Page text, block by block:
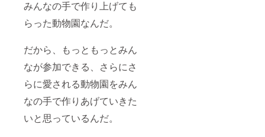
みんなの手で作り上げても
らった動物園なんだ。
だから、もっともっとみん
なが参加できる、さらにさ
らに愛される動物園をみん
なの手で作りあげていきた
いと思っているんだ。